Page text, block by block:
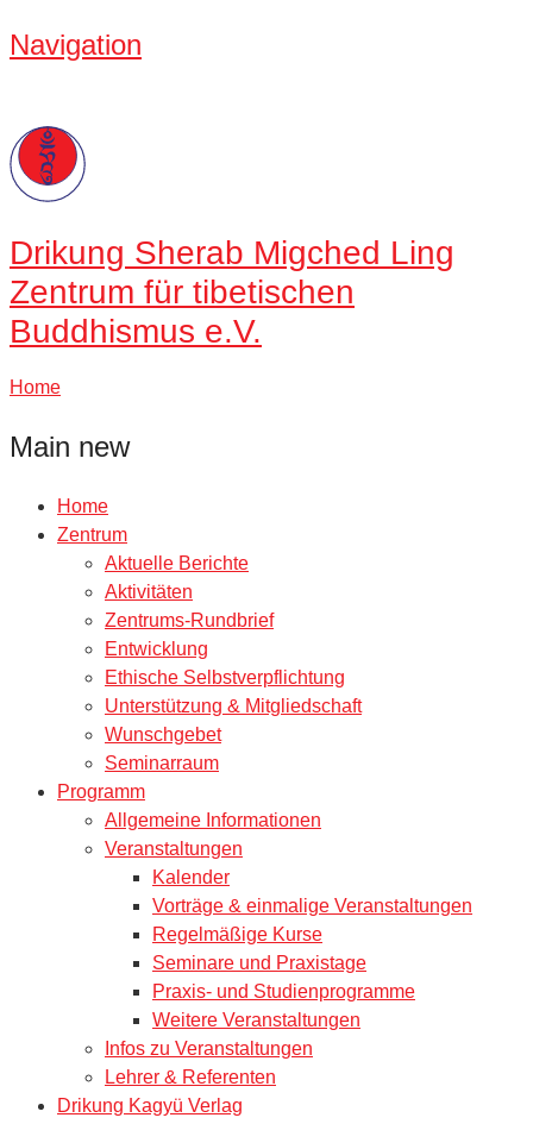
Navigation
Drikung Sherab Migched Ling
Zentrum für tibetischen
Buddhismus e.V.
Home
Main new
Home
Zentrum
Aktuelle Berichte
Aktivitäten
Zentrums-Rundbrief
Entwicklung
Ethische Selbstverpflichtung
Unterstützung & Mitgliedschaft
Wunschgebet
Seminarraum
Programm
Allgemeine Informationen
Veranstaltungen
Kalender
Vorträge & einmalige Veranstaltungen
Regelmäßige Kurse
Seminare und Praxistage
Praxis- und Studienprogramme
Weitere Veranstaltungen
Infos zu Veranstaltungen
Lehrer & Referenten
Drikung Kagyü Verlag